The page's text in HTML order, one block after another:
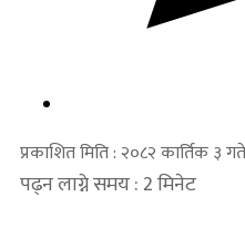
प्रकाशित मिति : २०८२ कार्तिक ३ गते
पढ्न लाग्ने समय : 2 मिनेट